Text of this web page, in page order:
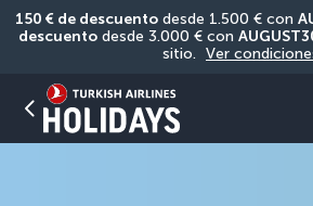
150 € de descuento desde 1.500 € con
descuento desde 3.000 € con
sitio. Ver